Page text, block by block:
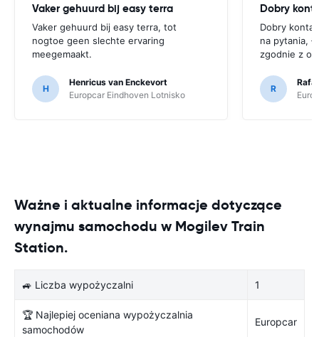
Vaker gehuurd bij easy terra
Vaker gehuurd bij easy terra, tot
nogtoe geen slechte ervaring
meegemaakt.
H
Henricus van Enckevort
Europcar Eindhoven Lotnisko
Dobry
na pytania,
zgodnie z
R
Ważne i aktualne informacje dotyczące
wynajmu samochodu w Mogilev Train
Station.
🚙 Liczba wypożyczalni 1
🏆 Najlepiej oceniana wypożyczalnia
samochodów
Europcar